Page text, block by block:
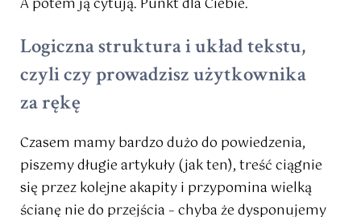
A potem ją cytują. Punkt dla Ciebie.
Logiczna struktura i układ tekstu,
czyli czy prowadzisz użytkownika
za rękę
Czasem mamy bardzo dużo do powiedzenia,
piszemy długie artykuły (jak ten), treść ciągnie
się przez kolejne akapity i przypomina wielką
ścianę nie do przejścia – chyba że dysponujemy